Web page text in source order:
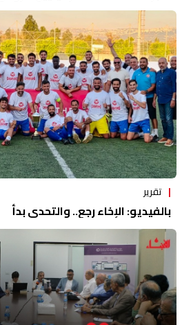
تقرير
بالفيديو: الإخاء رجع.. والتحدي بدأ